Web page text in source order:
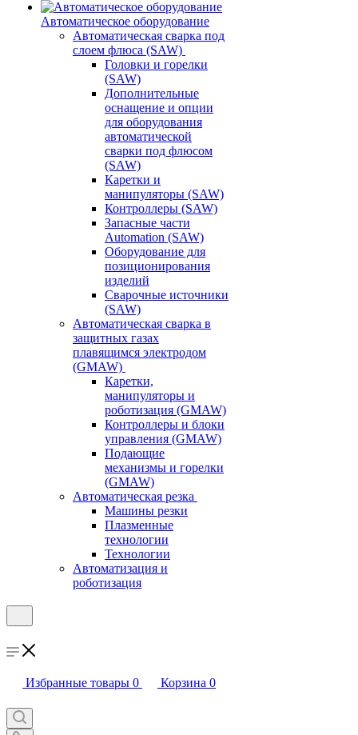
Автоматическое оборудование
Автоматическая сварка под
слоем флюса (SAW)
Головки и горелки
(SAW)
Дополнительные
оснащение и опции
для оборудования
автоматической
сварки под флюсом
(SAW)
Каретки и
манипуляторы (SAW)
Контроллеры (SAW)
Запасные части
Automation (SAW)
Оборудование для
позиционирования
изделий
Сварочные источники
(SAW)
Автоматическая сварка в
защитных газах
плавящимся электродом
(GMAW)
Каретки,
манипуляторы и
роботизация (GMAW)
Контроллеры и блоки
управления (GMAW)
Подающие
механизмы и горелки
(GMAW)
Автоматическая резка
Машины резки
Плазменные
технологии
Технологии
Автоматизация и
роботизация
Избранные товары 0 Корзина 0